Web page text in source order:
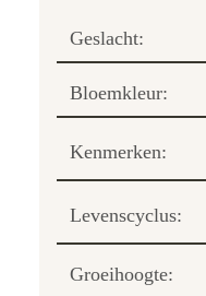
Geslacht:
Bloemkleur:
Kenmerken:
Levenscyclus:
Groeihoogte: